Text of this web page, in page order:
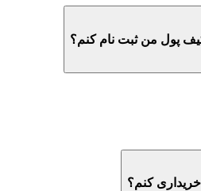
پول من ثبت نام کنم؟
کنم؟